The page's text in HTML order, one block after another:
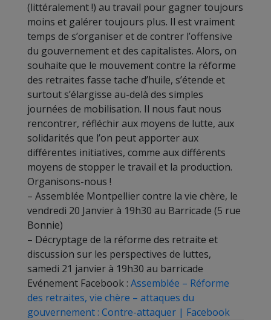
(littéralement !) au travail pour gagner toujours
moins et galérer toujours plus. Il est vraiment
temps de s’organiser et de contrer l’offensive
du gouvernement et des capitalistes. Alors, on
souhaite que le mouvement contre la réforme
des retraites fasse tache d’huile, s’étende et
surtout s’élargisse au-delà des simples
journées de mobilisation. Il nous faut nous
rencontrer, réfléchir aux moyens de lutte, aux
solidarités que l’on peut apporter aux
différentes initiatives, comme aux différents
moyens de stopper le travail et la production.
Organisons-nous !
– Assemblée Montpellier contre la vie chère, le
vendredi 20 Janvier à 19h30 au Barricade (5 rue
Bonnie)
– Décryptage de la réforme des retraite et
discussion sur les perspectives de luttes,
samedi 21 janvier à 19h30 au barricade
Evénement Facebook : Assemblée – Réforme
des retraites, vie chère – attaques du
gouvernement : Contre-attaquer | Facebook